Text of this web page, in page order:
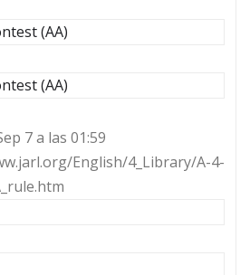
(AA)
(AA)
7 a las 01:59
English/4_Library/A-4-